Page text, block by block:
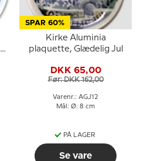
SPAR 60%
Kirke Aluminia
plaquette, Glædelig Jul
DKK 65,00
Før: DKK 162,00
Varenr.: AGJ12
Mål: Ø: 8 cm
PÅ LAGER
Se vare